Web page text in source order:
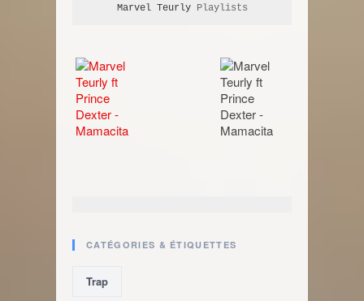
Marvel Teurly Playlists
CATÉGORIES & ÉTIQUETTES
Trap